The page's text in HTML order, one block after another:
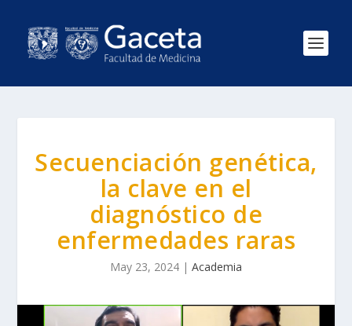
Secuenciación genética,
la clave en el
diagnóstico de
enfermedades raras
May 23, 2024 | Academia